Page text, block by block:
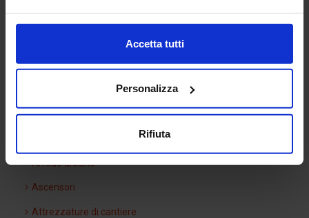
Accetta tutti
Personalizza
Rifiuta
Categorie Blocchi CAD
Arredi interni
Arredo urbano
Ascensori
Attrezzature di cantiere